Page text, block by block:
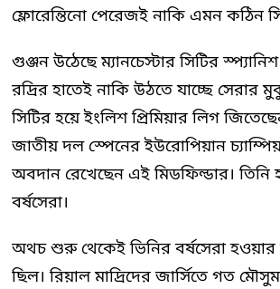
ফ্লোরেন্তিনো পেরেজই নাকি এমন কঠিন
গুঞ্জন উঠেছে ম্যানচেস্টার সিটির
রদ্রির হাতেই নাকি উঠতে যাচ্ছে সেরার
সিটির হয়ে ইংলিশ প্রিমিয়ার লিগ
জাতীয় দল স্পেনের ইউরোপিয়ান
অবদান রেখেছেন এই মিডফিল্ডার। তিনি
বর্ষসেরা।
অথচ শুরু থেকেই ভিনির বর্ষসেরা হওয়ার
ছিল। রিয়াল মাদ্রিদের জার্সিতে গত